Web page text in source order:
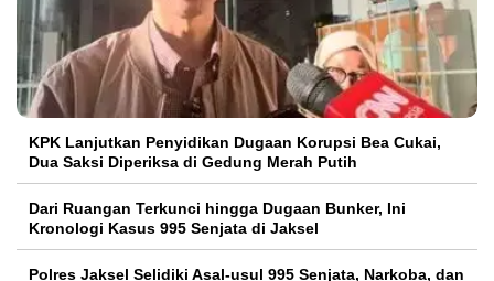
KPK Lanjutkan Penyidikan Dugaan Korupsi Bea Cukai,
Dua Saksi Diperiksa di Gedung Merah Putih
Dari Ruangan Terkunci hingga Dugaan Bunker, Ini
Kronologi Kasus 995 Senjata di Jaksel
Polres Jaksel Selidiki Asal-usul 995 Senjata, Narkoba, dan